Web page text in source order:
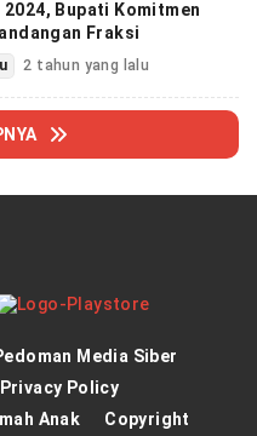
2024, Bupati Komitmen
Fraksi
2 tahun yang lalu
Media Siber
Privacy Policy
Anak
Copyright